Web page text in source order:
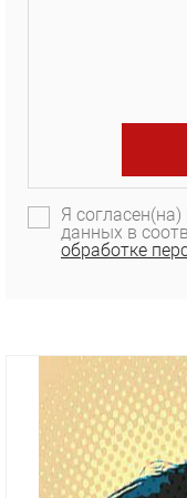
Я
данных в
обработке